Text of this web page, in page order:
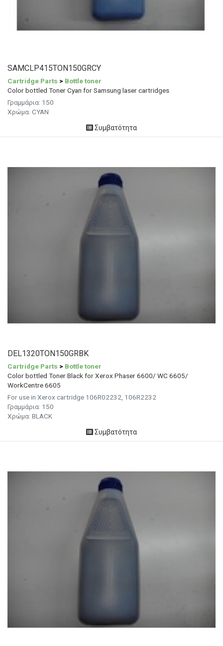
SAMCLP415TON150GRCY
Cartridge Parts > Bottle toner
Color bottled Toner Cyan for Samsung laser cartridges
Γραμμάρια: 150
Χρώμα: CYAN
Συμβατότητα
DEL1320TON150GRBK
Cartridge Parts > Bottle toner
Color bottled Toner Black for Xerox Phaser 6600/ WC 6605/
WorkCentre 6605
For use in Xerox cartridge 106R02232, 106R2232
Γραμμάρια: 150
Χρώμα: BLACK
Συμβατότητα